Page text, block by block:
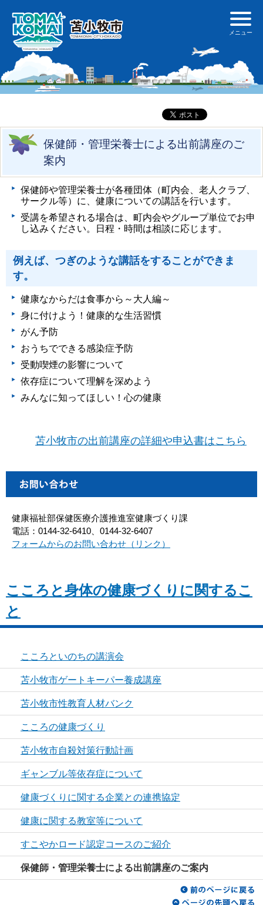
保健師・管理栄養士による出前講座のご
案内
保健師や管理栄養士が各種団体（町内会、老人クラブ、
サークル等）に、健康についての講話を行います。
受講を希望される場合は、町内会やグループ単位でお申
し込みください。日程・時間は相談に応じます。
例えば、つぎのような講話をすることができま
す。
健康なからだは食事から～大人編～
身に付けよう！健康的な生活習慣
がん予防
おうちでできる感染症予防
受動喫煙の影響について
依存症について理解を深めよう
みんなに知ってほしい！心の健康
苫小牧市の出前講座の詳細や申込書はこちら
健康福祉部保健医療介護推進室健康づくり課
電話：0144-32-6410、0144-32-6407
フォームからのお問い合わせ（リンク）
こころと身体の健康づくりに関するこ
と
こころといのちの講演会
苫小牧市ゲートキーパー養成講座
苫小牧市性教育人材バンク
こころの健康づくり
苫小牧市自殺対策行動計画
ギャンブル等依存症について
健康づくりに関する企業との連携協定
健康に関する教室等について
すこやかロード認定コースのご紹介
保健師・管理栄養士による出前講座のご案内